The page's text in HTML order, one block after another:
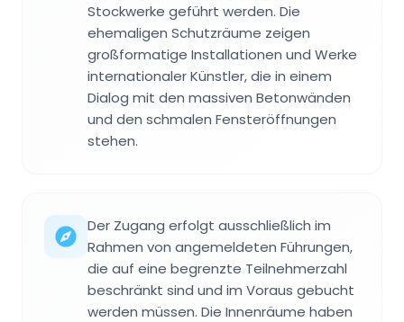
Stockwerke geführt werden. Die
ehemaligen Schutzräume zeigen
großformatige Installationen und Werke
internationaler Künstler, die in einem
Dialog mit den massiven Betonwänden
und den schmalen Fensteröffnungen
stehen.
Der Zugang erfolgt ausschließlich im
Rahmen von angemeldeten Führungen,
die auf eine begrenzte Teilnehmerzahl
beschränkt sind und im Voraus gebucht
werden müssen. Die Innenräume haben